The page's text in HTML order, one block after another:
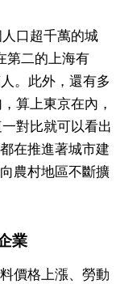
口超千萬的城
第二的上海有
。此外，還有多
算上東京在內，
對比就可以看出
在推進著城市建
農村地區不斷擴
業
價格上漲、勞動